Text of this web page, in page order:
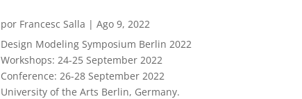
por Francesc Salla | Ago 9, 2022
Design Modeling Symposium Berlin 2022
Workshops: 24-25 September 2022
Conference: 26-28 September 2022
University of the Arts Berlin, Germany.